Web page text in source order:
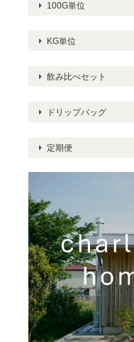
100G単位
KG単位
飲み比べセット
ドリップバッグ
定期便